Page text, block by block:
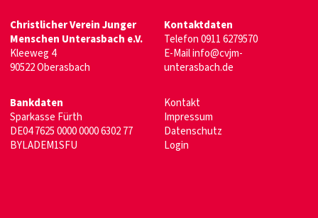
Christlicher Verein Junger
Menschen Unterasbach e.V.
Kleeweg 4
90522 Oberasbach
Kontaktdaten
Telefon0911 6279570
E-Mailinfo@cvjm-
unterasbach.de
Bankdaten
Sparkasse Fürth
DE04 7625 0000 0000 6302 77
BYLADEM1SFU
Kontakt
Impressum
Datenschutz
Login